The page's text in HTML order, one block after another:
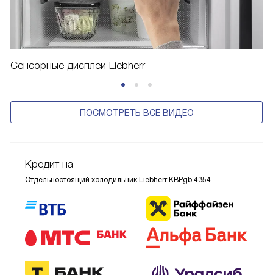
Сенсорные дисплеи Liebherr
ПОСМОТРЕТЬ ВСЕ ВИДЕО
Кредит на
Отдельностоящий холодильник Liebherr KBPgb 4354